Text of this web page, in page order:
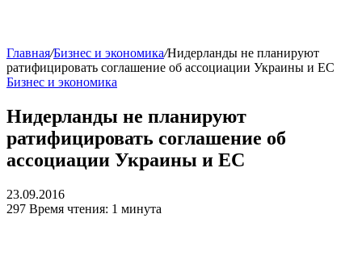
Главная/Бизнес и экономика/Нидерланды не планируют
ратифицировать соглашение об ассоциации Украины и ЕС
Бизнес и экономика
Нидерланды не планируют
ратифицировать соглашение об
ассоциации Украины и ЕС
23.09.2016
297 Время чтения: 1 минута